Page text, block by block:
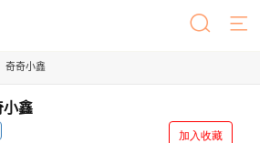
奇奇小鑫
鑫
加入收藏